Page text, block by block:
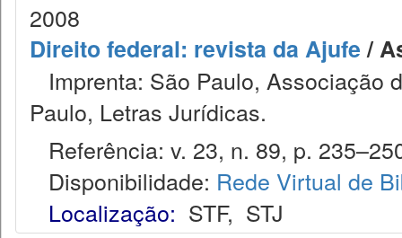
2008
Direito federal: revista da Ajufe/
Imprenta: São Paulo, Associação
Paulo, Letras Jurídicas.
Referência: v. 23, n. 89, p.
Disponibilidade: Rede Virtual de
Localização: STF, STJ